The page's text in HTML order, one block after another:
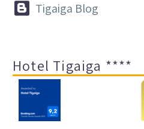

 Tigaiga Blog
Hotel Tigaiga ****